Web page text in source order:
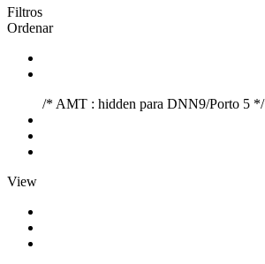
Filtros
Ordenar
/* AMT : hidden para DNN9/Porto 5 */
View